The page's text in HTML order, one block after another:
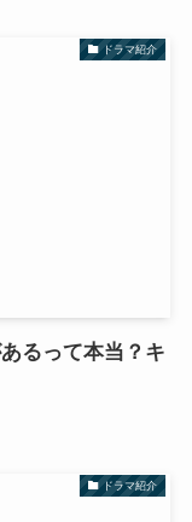
ドラマ紹介
るって本当？キ
ドラマ紹介